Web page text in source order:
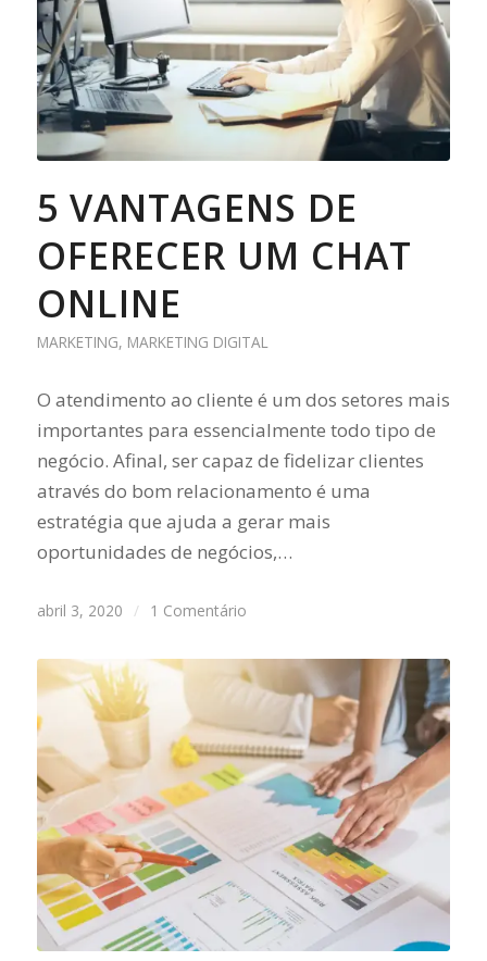
5 VANTAGENS DE
OFERECER UM CHAT
ONLINE
MARKETING, MARKETING DIGITAL
O atendimento ao cliente é um dos setores mais
importantes para essencialmente todo tipo de
negócio. Afinal, ser capaz de fidelizar clientes
através do bom relacionamento é uma
estratégia que ajuda a gerar mais
oportunidades de negócios,…
abril 3, 2020 / 1 Comentário